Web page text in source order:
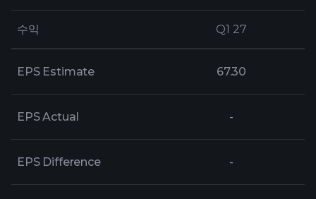
수익 Q1 27
수익 Q1 27
EPS Estimate 67.30
EPS Actual -
EPS Difference -